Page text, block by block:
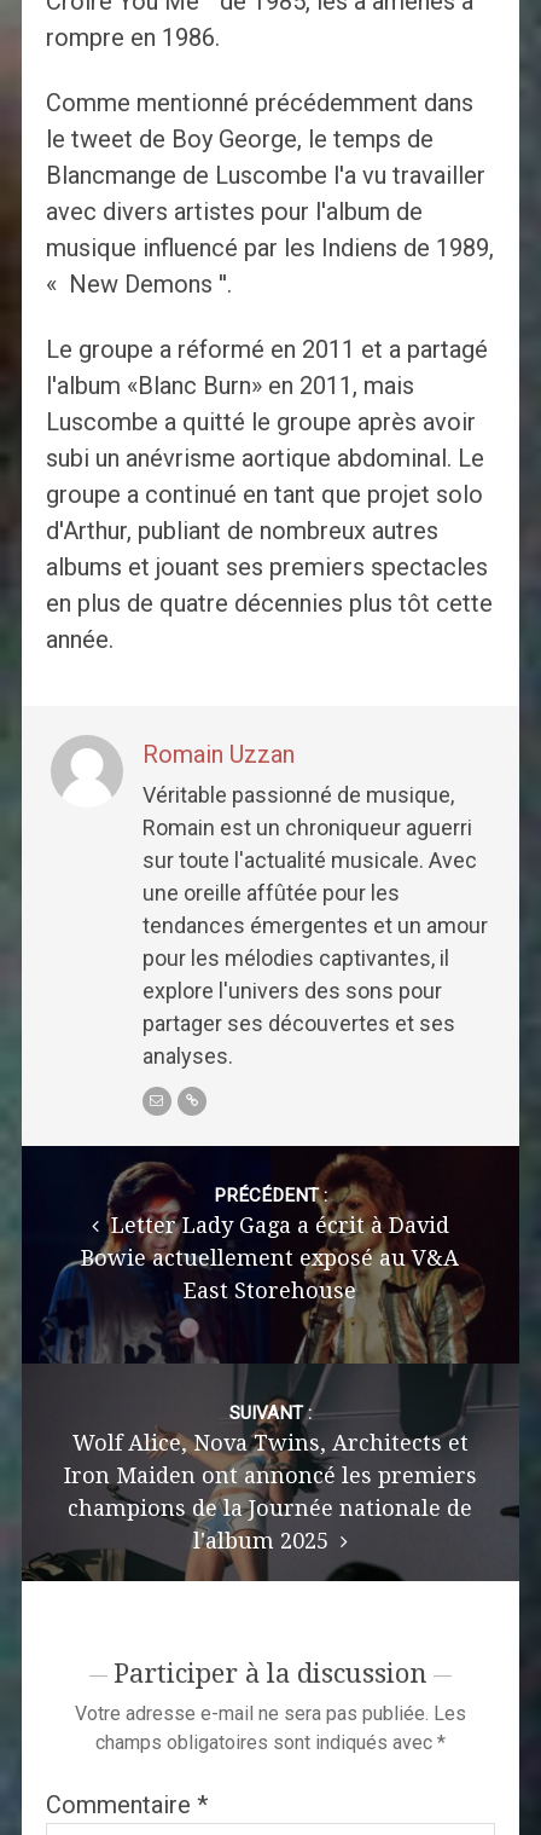
rompre en 1986.
Comme mentionné précédemment dans
le tweet de Boy George, le temps de
Blancmange de Luscombe l'a vu travailler
avec divers artistes pour l'album de
musique influencé par les Indiens de 1989,
« New Demons ''.
Le groupe a réformé en 2011 et a partagé
l'album «Blanc Burn» en 2011, mais
Luscombe a quitté le groupe après avoir
subi un anévrisme aortique abdominal. Le
groupe a continué en tant que projet solo
d'Arthur, publiant de nombreux autres
albums et jouant ses premiers spectacles
en plus de quatre décennies plus tôt cette
année.
Romain Uzzan
Véritable passionné de musique,
Romain est un chroniqueur aguerri
sur toute l'actualité musicale. Avec
une oreille affûtée pour les
tendances émergentes et un amour
pour les mélodies captivantes, il
explore l'univers des sons pour
partager ses découvertes et ses
analyses.
navigation
PRÉCÉDENT :
Letter Lady Gaga a écrit à David
Bowie actuellement exposé au V&A
East Storehouse
SUIVANT :
Wolf Alice, Nova Twins, Architects et
Iron Maiden ont annoncé les premiers
champions de la Journée nationale de
l'album 2025
Participer à la discussion
Votre adresse e-mail ne sera pas publiée. Les
champs obligatoires sont indiqués avec *
Commentaire *